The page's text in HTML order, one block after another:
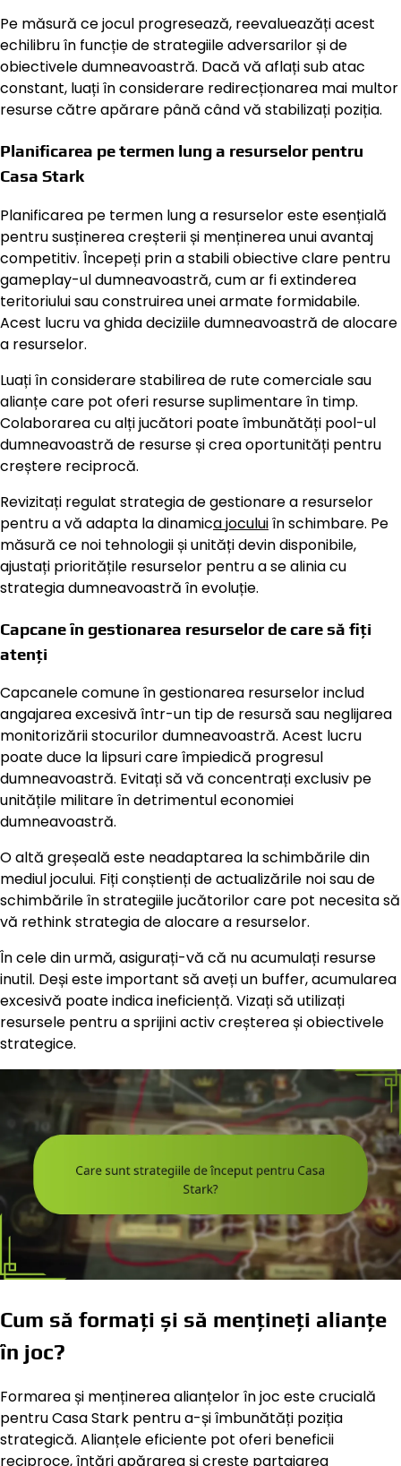
Pe măsură ce jocul progresează, reevalueazăți acest
echilibru în funcție de strategiile adversarilor și de
obiectivele dumneavoastră. Dacă vă aflați sub atac
constant, luați în considerare redirecționarea mai multor
resurse către apărare până când vă stabilizați poziția.
Planificarea pe termen lung a resurselor pentru
Casa Stark
Planificarea pe termen lung a resurselor este esențială
pentru susținerea creșterii și menținerea unui avantaj
competitiv. Începeți prin a stabili obiective clare pentru
gameplay-ul dumneavoastră, cum ar fi extinderea
teritoriului sau construirea unei armate formidabile.
Acest lucru va ghida deciziile dumneavoastră de alocare
a resurselor.
Luați în considerare stabilirea de rute comerciale sau
alianțe care pot oferi resurse suplimentare în timp.
Colaborarea cu alți jucători poate îmbunătăți pool-ul
dumneavoastră de resurse și crea oportunități pentru
creștere reciprocă.
Revizitați regulat strategia de gestionare a resurselor
pentru a vă adapta la dinamica joculuiîn schimbare. Pe
măsură ce noi tehnologii și unități devin disponibile,
ajustați prioritățile resurselor pentru a se alinia cu
strategia dumneavoastră în evoluție.
Capcane în gestionarea resurselor de care să fiți
atenți
Capcanele comune în gestionarea resurselor includ
angajarea excesivă într-un tip de resursă sau neglijarea
monitorizării stocurilor dumneavoastră. Acest lucru
poate duce la lipsuri care împiedică progresul
dumneavoastră. Evitați să vă concentrați exclusiv pe
unitățile militare în detrimentul economiei
dumneavoastră.
O altă greșeală este neadaptarea la schimbările din
mediul jocului. Fiți conștienți de actualizările noi sau de
schimbările în strategiile jucătorilor care pot necesita să
vă rethink strategia de alocare a resurselor.
În cele din urmă, asigurați-vă că nu acumulați resurse
inutil. Deși este important să aveți un buffer, acumularea
excesivă poate indica ineficiență. Vizați să utilizați
resursele pentru a sprijini activ creșterea și obiectivele
strategice.
Cum să formați și să mențineți alianțe
în joc?
Formarea și menținerea alianțelor în joc este crucială
pentru Casa Stark pentru a-și îmbunătăți poziția
strategică. Alianțele eficiente pot oferi beneficii
reciproce, întări apărarea și crește partajarea